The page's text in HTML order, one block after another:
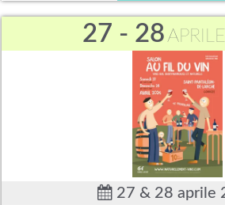
27 - 28APRILE
27 & 28 aprile